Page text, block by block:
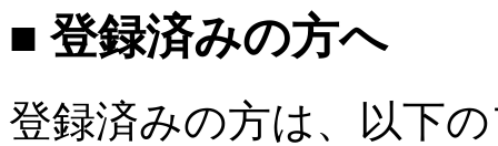
■ 登録済みの方へ
登録済みの方は、以下